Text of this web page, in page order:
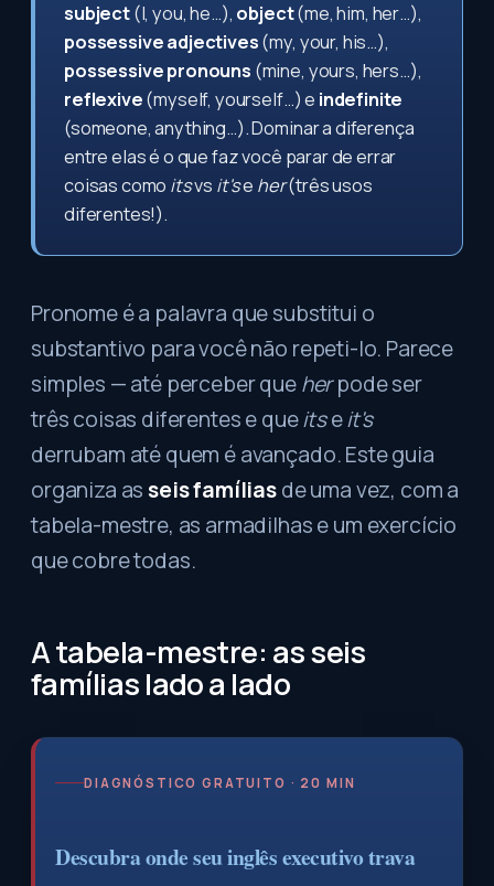
subject(I, you, he…), object(me, him, her…),
possessive adjectives(my, your, his…),
possessive pronouns (mine, yours, hers…),
reflexive(myself, yourself…) e indefinite
(someone, anything…). Dominar a diferença
entre elas é o que faz você parar de errar
coisas como itsvs it'se her(três usos
diferentes!).
Pronome é a palavra que substitui o
substantivo para você não repeti-lo. Parece
simples — até perceber queherpode ser
três coisas diferentes e queitseit's
derrubam até quem é avançado. Este guia
organiza asseis famíliasde uma vez, com a
tabela-mestre, as armadilhas e um exercício
que cobre todas.
A tabela-mestre: as seis
famílias lado a lado
DIAGNÓSTICO GRATUITO · 20 MIN
Descubra onde seu inglês executivo trava